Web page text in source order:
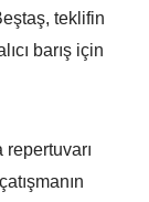
teklifin
barış için